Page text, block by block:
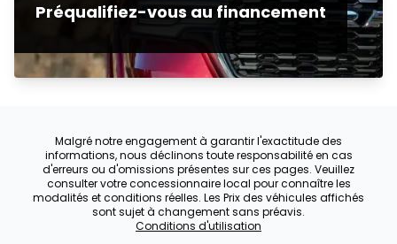
Préqualifiez-vous au financement
Malgré notre engagement à garantir l'exactitude des
informations, nous déclinons toute responsabilité en cas
d'erreurs ou d'omissions présentes sur ces pages. Veuillez
consulter votre concessionnaire local pour connaître les
modalités et conditions réelles. Les Prix des véhicules affichés
sont sujet à changement sans préavis.
Conditions d'utilisation